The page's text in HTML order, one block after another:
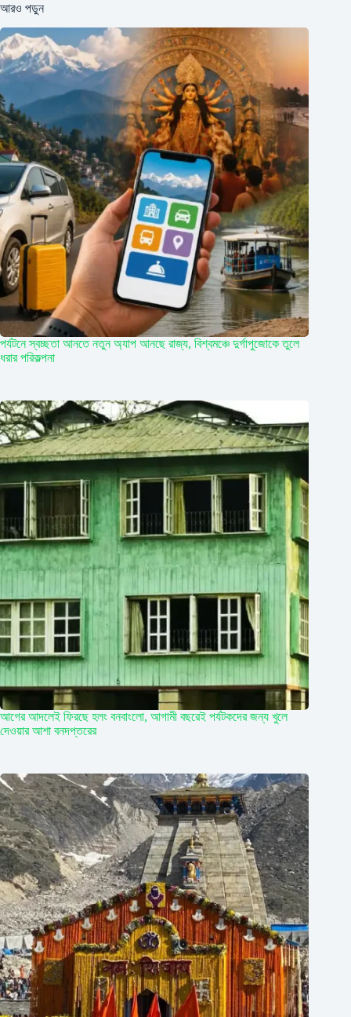
আরও পড়ুন
পর্যটনে স্বচ্ছতা আনতে নতুন অ্যাপ আনছে রাজ্য, বিশ্বমঞ্চে দুর্গাপুজোকে তুলে
ধরার পরিকল্পনা
আগের আদলেই ফিরছে হলং বনবাংলো, আগামী বছরেই পর্যটকদের জন্য খুলে
দেওয়ার আশা বনদপ্তরের